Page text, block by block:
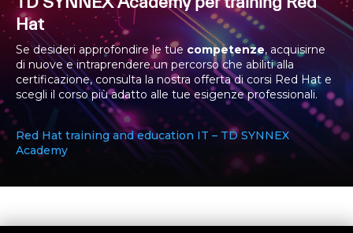
Hat
Se desideri approfondire le tue competenze, acquisirne
di nuove e intraprendere un percorso che abiliti alla
certificazione, consulta la nostra offerta di corsi Red Hat e
scegli il corso più adatto alle tue esigenze professionali.
Red Hat training and education IT – TD SYNNEX
Academy